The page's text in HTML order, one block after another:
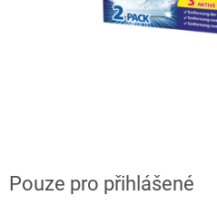
Pouze pro přihlášené